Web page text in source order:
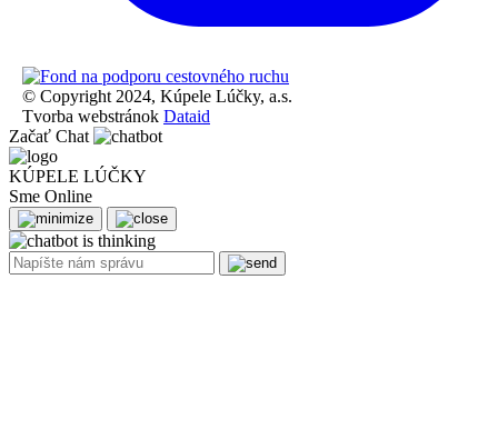
© Copyright 2024, Kúpele Lúčky, a.s.
Tvorba webstránok Dataid
Začať Chat
KÚPELE LÚČKY
Sme Online